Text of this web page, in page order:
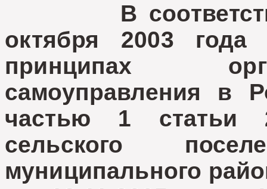
В
октября 2003
принципах
самоуправления в
частью 1 статьи
сельского
муниципального